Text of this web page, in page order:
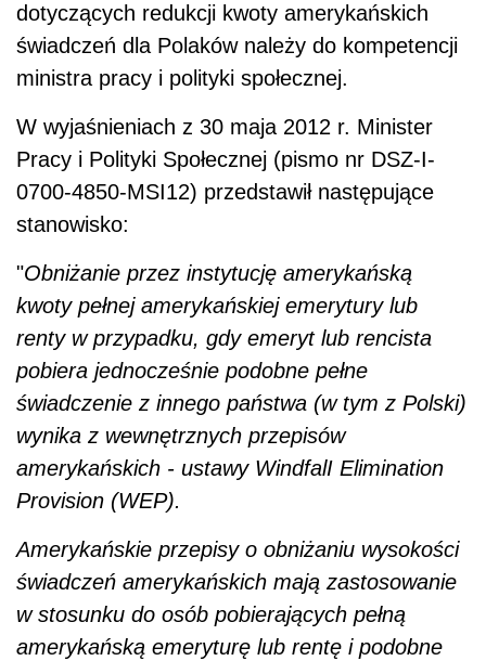
dotyczących redukcji kwoty amerykańskich
świadczeń dla Polaków należy do kompetencji
ministra pracy i polityki społecznej.
W wyjaśnieniach z 30 maja 2012 r. Minister
Pracy i Polityki Społecznej (pismo nr DSZ-I-
0700-4850-MSI12) przedstawił następujące
stanowisko:
"Obniżanie przez instytucję amerykańską
kwoty pełnej amerykańskiej emerytury lub
renty w przypadku, gdy emeryt lub rencista
pobiera jednocześnie podobne pełne
świadczenie z innego państwa (w tym z Polski)
wynika z wewnętrznych przepisów
amerykańskich - ustawy WindfalI Elimination
Provision (WEP).
Amerykańskie przepisy o obniżaniu wysokości
świadczeń amerykańskich mają zastosowanie
w stosunku do osób pobierających pełną
amerykańską emeryturę lub rentę i podobne